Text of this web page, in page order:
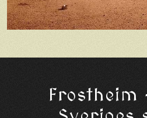
Frostheim